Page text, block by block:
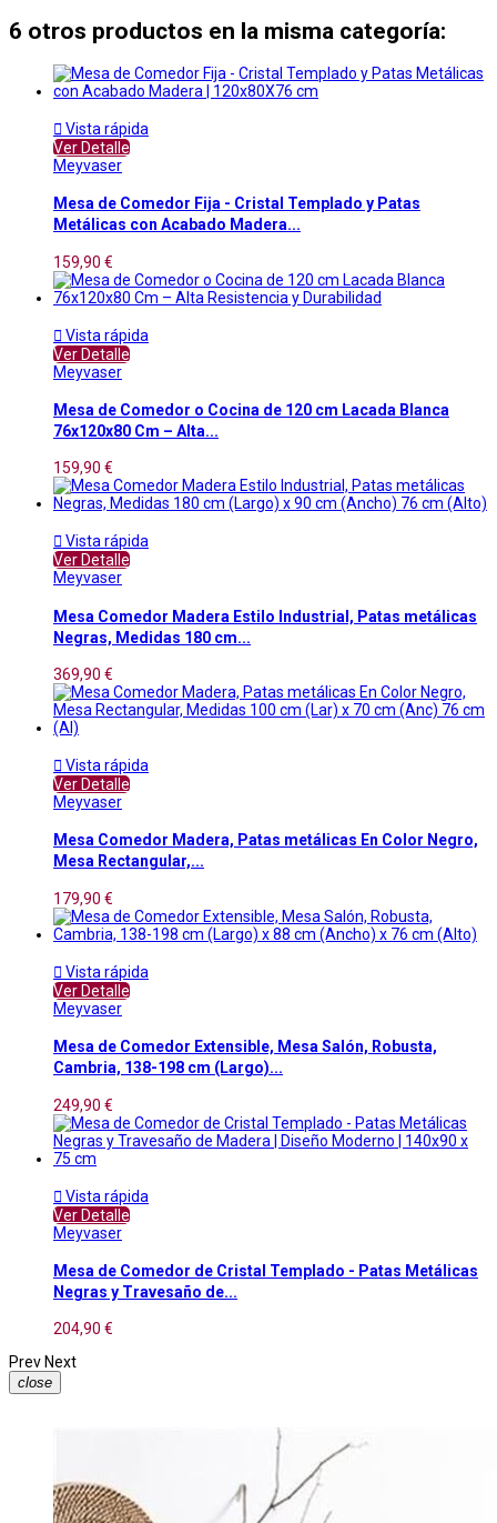
6 otros productos en la misma categoría:
 Vista rápida
Ver Detalle
Meyvaser
Mesa de Comedor Fija - Cristal Templado y Patas
Metálicas con Acabado Madera...
159,90 €
 Vista rápida
Ver Detalle
Meyvaser
Mesa de Comedor o Cocina de 120 cm Lacada Blanca
76x120x80 Cm – Alta...
159,90 €
 Vista rápida
Ver Detalle
Meyvaser
Mesa Comedor Madera Estilo Industrial, Patas metálicas
Negras, Medidas 180 cm...
369,90 €
 Vista rápida
Ver Detalle
Meyvaser
Mesa Comedor Madera, Patas metálicas En Color Negro,
Mesa Rectangular,...
179,90 €
 Vista rápida
Ver Detalle
Meyvaser
Mesa de Comedor Extensible, Mesa Salón, Robusta,
Cambria, 138-198 cm (Largo)...
249,90 €
 Vista rápida
Ver Detalle
Meyvaser
Mesa de Comedor de Cristal Templado - Patas Metálicas
Negras y Travesaño de...
204,90 €
Prev Next
close